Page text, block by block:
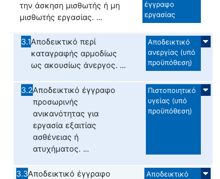
την άσκηση μισθωτής ή μη
μισθωτής εργασίας. ...
έγγραφο
εργασίας
3.1Αποδεικτικό περί
καταγραφής αρμοδίως
ως ακουσίως άνεργος. ...
Αποδεικτικό
ανεργίας (υπό
προϋπόθεση)
3.2Αποδεικτικό έγγραφο
προσωρινής
ανικανότητας για
εργασία εξαιτίας
ασθένειας ή
ατυχήματος. ...
Πιστοποιητικό
υγείας (υπό
προϋπόθεση)
3.3Αποδεικτικό έγγραφο
Αποδεικτικό